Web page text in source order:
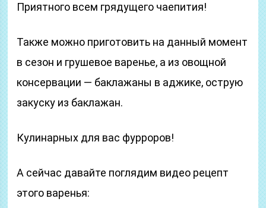
Приятного всем грядущего чаепития!
Также можно приготовить на данный момент
в сезон и грушевое варенье, а из овощной
консервации — баклажаны в аджике, острую
закуску из баклажан.
Кулинарных для вас фурроров!
А сейчас давайте поглядим видео рецепт
этого варенья: